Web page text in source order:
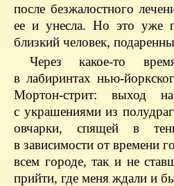
после безжалостного
ее и унесла. Но это уже
близкий человек,
Через какое-то
в лабиринтах нью-
Мортон-стрит: выход
с украшениями из
овчарки, спящей в
в зависимости от времени
всем городе, так и не
прийти, где меня ждали и